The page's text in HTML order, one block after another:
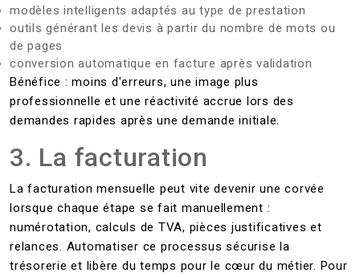
modèles intelligents adaptés au type de prestation
outils générant les devis à partir du nombre de mots ou
de pages
conversion automatique en facture après validation
Bénéfice : moins d'erreurs, une image plus
professionnelle et une réactivité accrue lors des
demandes rapides après une demande initiale.
3. La facturation
La facturation mensuelle peut vite devenir une corvée
lorsque chaque étape se fait manuellement :
numérotation, calculs de TVA, pièces justificatives et
relances. Automatiser ce processus sécurise la
trésorerie et libère du temps pour le cœur du métier. Pour